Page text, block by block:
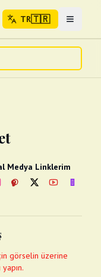
TR🇹🇷 Menuyu
Ana Sayfa
Diğer
Abdest Videoları
Fotograflar
Medya Linklerim
PinterestTwitterYouTube
görselin üzerine